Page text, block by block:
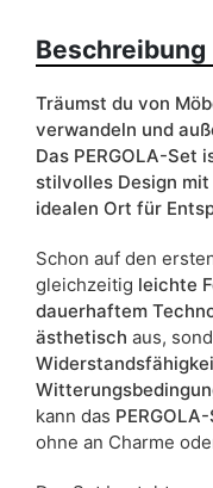
Beschreibung
Träumst du von
verwandeln und
Das PERGOLA-Set
stilvolles Design
idealen Ort für
Schon auf den
gleichzeitig leichte
dauerhaftem
ästhetisch aus,
kann das
ohne an Charme